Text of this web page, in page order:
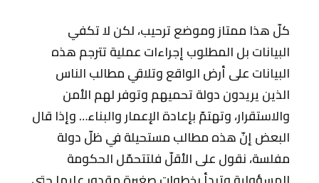
كلّ هذا ممتاز وموضع ترحيب، لكن لا تكفي
البيانات بل المطلوب إجراءات عملية تترجم هذه
البيانات على أرض الواقع وتلاقي مطالب الناس
الذين يريدون دولة تحميهم وتوفر لهم الأمن
والاستقرار، وتهتمّ بإعادة الإعمار والبناء… وإذا قال
البعض إنّ هذه مطالب مستحيلة في ظلّ دولة
مفلسة، نقول على الأقلّ فلتتحمّل الحكومة